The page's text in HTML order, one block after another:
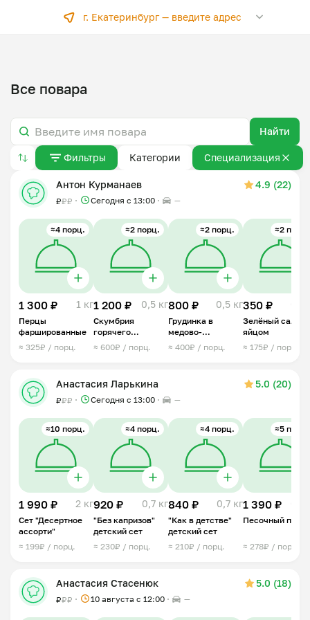
г. Екатеринбург —введите адрес
Все повара
Найти
Фильтры Категории Специализация
Антон Курманаев 4.9 (22)
₽₽₽ Сегодня с 13:00 —
≈4 порц.
1 300 ₽ 1 кг
Перцы
фаршированные
≈ 325₽ / порц.
≈2 порц.
1 200 ₽ 0,5 кг
Скумбрия
горячего
копчения
≈ 600₽ / порц.
≈2 порц.
800 ₽ 0,5 кг
Грудинка в
медово-
горчичной
глазури
≈ 400₽ / порц.
≈2 порц.
350 ₽
Зелёный салат
яйцом
≈ 175₽ / порц.
Анастасия Ларькина 5.0 (20)
₽₽₽ Сегодня с 13:00 —
≈10 порц.
1 990 ₽ 2 кг
Сет "Десертное
ассорти"
≈ 199₽ / порц.
≈4 порц.
920 ₽ 0,7 кг
"Без капризов"
детский сет
≈ 230₽ / порц.
≈4 порц.
840 ₽ 0,7 кг
"Как в детстве"
детский сет
≈ 210₽ / порц.
≈5 порц.
1 390 ₽
Песочный пирог
≈ 278₽ / порц.
Анастасия Стасенюк 5.0 (18)
₽₽₽ 10 августа с 12:00 —